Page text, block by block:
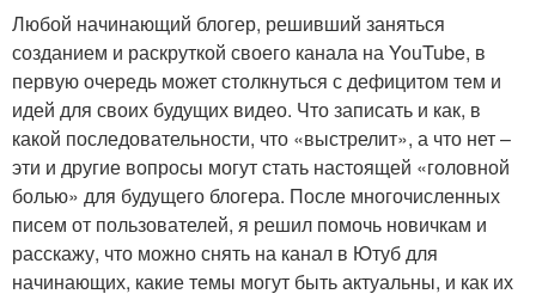
Любой начинающий блогер, решивший заняться
созданием и раскруткой своего канала на YouTube, в
первую очередь может столкнуться с дефицитом тем и
идей для своих будущих видео. Что записать и как, в
какой последовательности, что «выстрелит», а что нет –
эти и другие вопросы могут стать настоящей «головной
болью» для будущего блогера. После многочисленных
писем от пользователей, я решил помочь новичкам и
расскажу, что можно снять на канал в Ютуб для
начинающих, какие темы могут быть актуальны, и как их